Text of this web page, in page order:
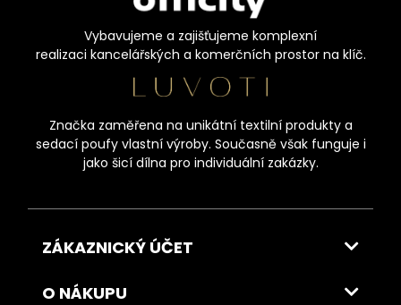
Vybavujeme a zajišťujeme komplexní
realizaci kancelářských a komerčních prostor na klíč.
Značka zaměřena na unikátní textilní produkty a
sedací poufy vlastní výroby. Současně však funguje i
jako šicí dílna pro individuální zakázky.
ZÁKAZNICKÝ ÚČET
O NÁKUPU